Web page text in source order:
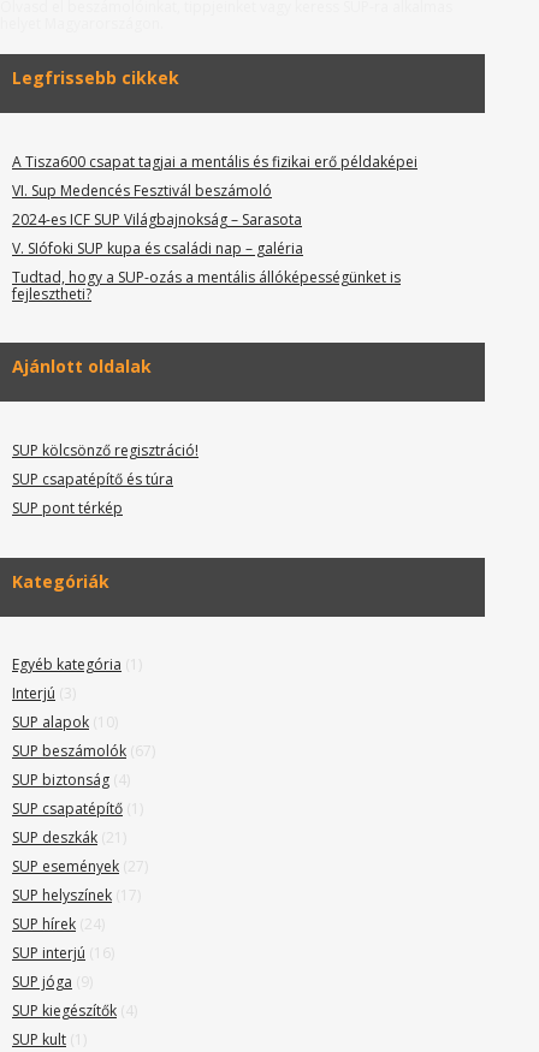
Legfrissebb cikkek
A Tisza600 csapat tagjai a mentális és fizikai erő példaképei
VI. Sup Medencés Fesztivál beszámoló
2024-es ICF SUP Világbajnokság – Sarasota
V. SIófoki SUP kupa és családi nap – galéria
Tudtad, hogy a SUP-ozás a mentális állóképességünket is
fejlesztheti?
Ajánlott oldalak
SUP kölcsönző regisztráció!
SUP csapatépítő és túra
SUP pont térkép
Kategóriák
Egyéb kategória (1)
Interjú (3)
SUP alapok (10)
SUP beszámolók (67)
SUP biztonság (4)
SUP csapatépítő (1)
SUP deszkák (21)
SUP események (27)
SUP helyszínek (17)
SUP hírek (24)
SUP interjú (16)
SUP jóga (9)
SUP kiegészítők (4)
SUP kult (1)